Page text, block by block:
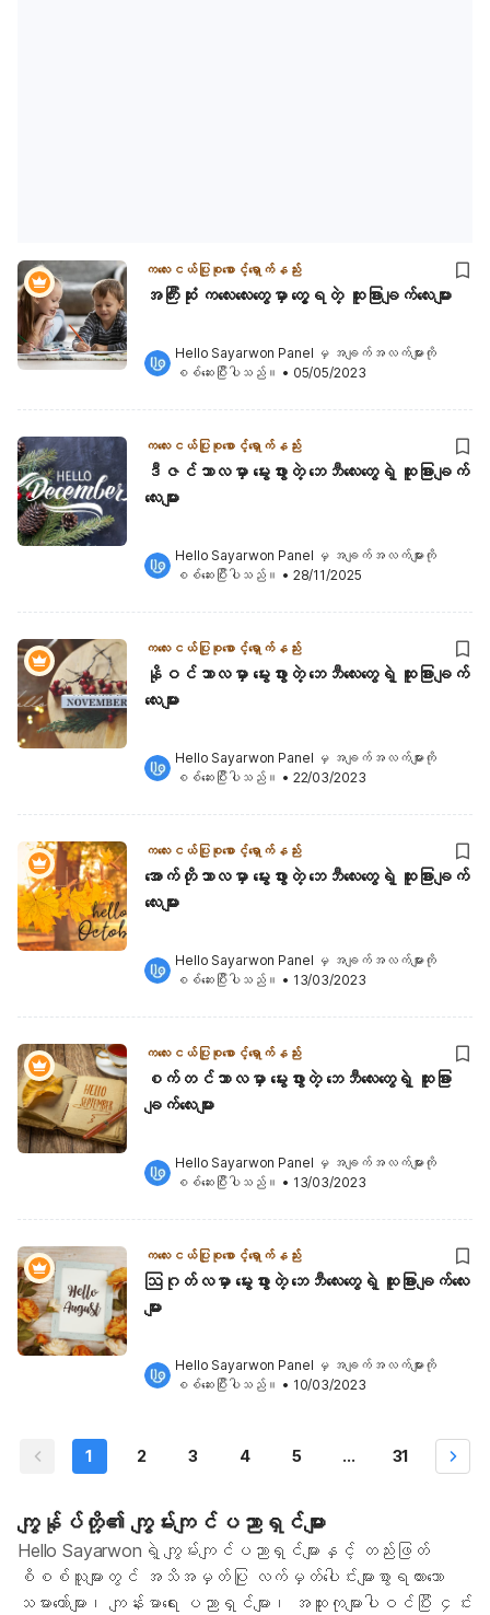
ကလေးငယ်ပြုစုစောင့်ရှောက်နည်း
အကြီးဆုံး ကလေးလေးတွေမှာ တွေ့ရတဲ့ ထူးခြားချက်လေးများ
Hello Sayarwon Panel မှ အချက်အလက်များကို
စစ်ဆေးပြီးပါသည်။ • 05/05/2023
ကလေးငယ်ပြုစုစောင့်ရှောက်နည်း
ဒီဇင်ဘာလမှာ မွေးဖွားတဲ့ ဘေဘီလေးတွေရဲ့ ထူးခြားချက်
လေးများ
Hello Sayarwon Panel မှ အချက်အလက်များကို
စစ်ဆေးပြီးပါသည်။ • 28/11/2025
ကလေးငယ်ပြုစုစောင့်ရှောက်နည်း
နိုဝင်ဘာလမှာ မွေးဖွားတဲ့ ဘေဘီလေးတွေရဲ့ ထူးခြားချက်
လေးများ
Hello Sayarwon Panel မှ အချက်အလက်များကို
စစ်ဆေးပြီးပါသည်။ • 22/03/2023
ကလေးငယ်ပြုစုစောင့်ရှောက်နည်း
အောက်တိုဘာလမှာ မွေးဖွားတဲ့ ဘေဘီလေးတွေရဲ့ ထူးခြားချက်
လေးများ
Hello Sayarwon Panel မှ အချက်အလက်များကို
စစ်ဆေးပြီးပါသည်။ • 13/03/2023
ကလေးငယ်ပြုစုစောင့်ရှောက်နည်း
စက်တင်ဘာလမှာ မွေးဖွားတဲ့ ဘေဘီလေးတွေရဲ့ ထူးခြား
ချက်လေးများ
Hello Sayarwon Panel မှ အချက်အလက်များကို
စစ်ဆေးပြီးပါသည်။ • 13/03/2023
ကလေးငယ်ပြုစုစောင့်ရှောက်နည်း
ဩဂုတ်လမှာ မွေးဖွားတဲ့ ဘေဘီလေးတွေရဲ့ ထူးခြားချက်လေး
များ
Hello Sayarwon Panel မှ အချက်အလက်များကို
စစ်ဆေးပြီးပါသည်။ • 10/03/2023
1 2 3 4 5 ... 31
ကျွန်ုပ်တို့၏ ကျွမ်းကျင်ပညာရှင်များ
Hello Sayarwonရဲ့ ကျွမ်းကျင်ပညာရှင်များနှင့် တည်းဖြတ်
စိစစ်သူများတွင် အသိအမှတ်ပြု လက်မှတ်ပေါင်းများစွာရထားသော
သမားတော်များ၊ ကျန်းမာရေး ပညာရှင်များ၊ အထူးကုများပါဝင်ပြီး ၄င်း